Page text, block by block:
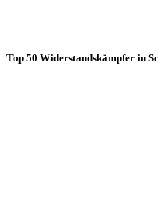
Top 50 Widerstandskämpfer in